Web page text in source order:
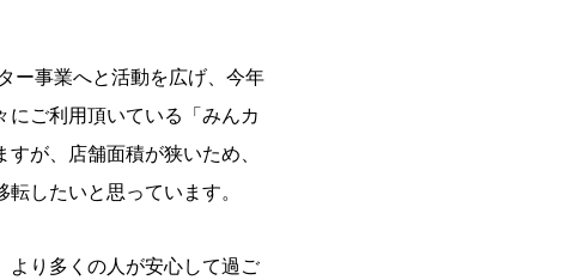
ー事業へと活動を広げ、今年
にご利用頂いている「みんカ
が、店舗面積が狭いため、
したいと思っています。
より多くの人が安心して過ご